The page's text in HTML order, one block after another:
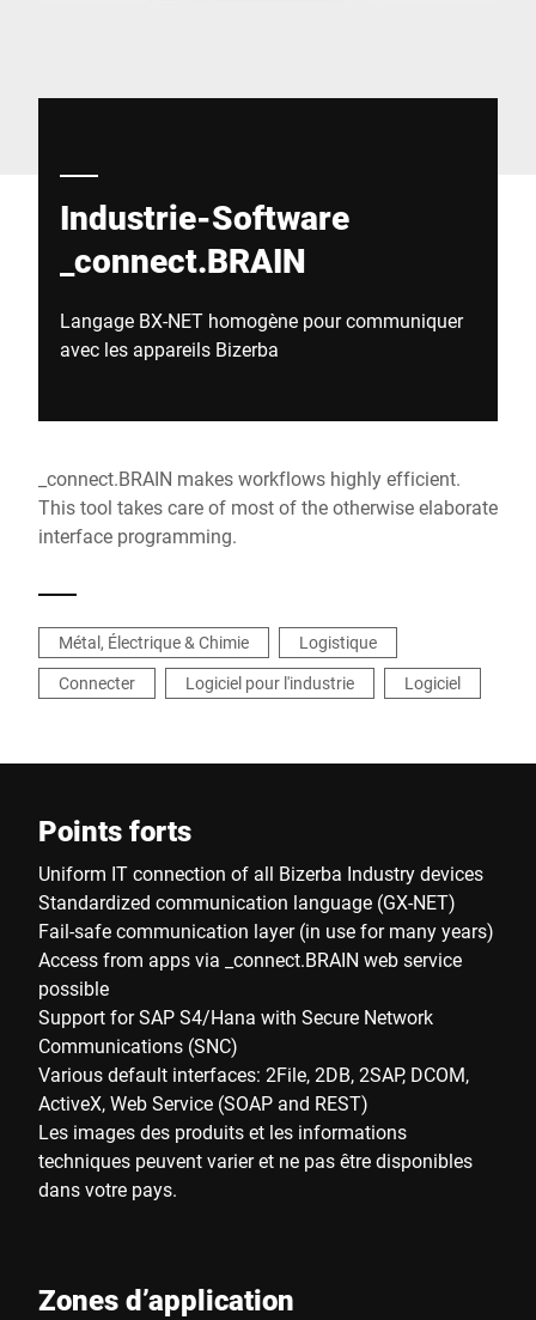
Industrie-Software
_connect.BRAIN
Langage BX-NET homogène pour communiquer
avec les appareils Bizerba
_connect.BRAIN makes workflows highly efficient.
This tool takes care of most of the otherwise elaborate
interface programming.
Métal, Électrique & Chimie
Logistique
Connecter
Logiciel pour l'industrie Logiciel
Points forts
Uniform IT connection of all Bizerba Industry devices
Standardized communication language (GX-NET)
Fail-safe communication layer (in use for many years)
Access from apps via _connect.BRAIN web service
possible
Support for SAP S4/Hana with Secure Network
Communications (SNC)
Various default interfaces: 2File, 2DB, 2SAP, DCOM,
ActiveX, Web Service (SOAP and REST)
Les images des produits et les informations
techniques peuvent varier et ne pas être disponibles
dans votre pays.
Zones d’application